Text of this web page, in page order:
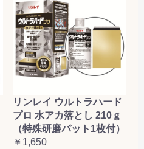
リンレイ ウルトラハード
プロ 水アカ落とし 210ｇ
（特殊研磨パット1枚付）
￥1,650